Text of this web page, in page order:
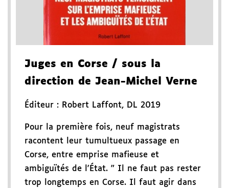
Juges en Corse / sous la
direction de Jean-Michel Verne
Éditeur : Robert Laffont, DL 2019
Pour la première fois, neuf magistrats
racontent leur tumultueux passage en
Corse, entre emprise mafieuse et
ambiguïtés de l'État. " Il ne faut pas rester
trop longtemps en Corse. Il faut agir dans